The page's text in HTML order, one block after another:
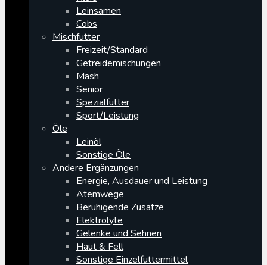
Leinsamen
Cobs
Mischfutter
Freizeit/Standard
Getreidemischungen
Mash
Senior
Spezialfutter
Sport/Leistung
Öle
Leinöl
Sonstige Öle
Andere Ergänzungen
Energie, Ausdauer und Leistung
Atemwege
Beruhigende Zusätze
Elektrolyte
Gelenke und Sehnen
Haut & Fell
Sonstige Einzelfuttermittel